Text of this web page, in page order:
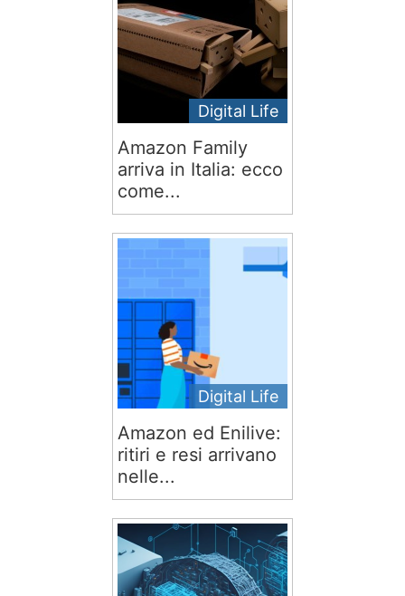
Digital Life
Amazon Family
arriva in Italia: ecco
come...
Digital Life
Amazon ed Enilive:
ritiri e resi arrivano
nelle...